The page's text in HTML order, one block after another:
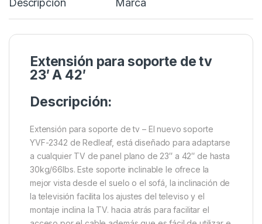
Descripción Marca
Extensión para soporte de tv
23′ A 42′
Descripción:
Extensión para soporte de tv – El nuevo soporte
YVF-2342 de Redleaf, está diseñado para adaptarse
a cualquier TV de panel plano de 23″ a 42″ de hasta
30kg/66lbs. Este soporte inclinable le ofrece la
mejor vista desde el suelo o el sofá, la inclinación de
la televisión facilita los ajustes del televiso y el
montaje inclina la TV. hacia atrás para facilitar el